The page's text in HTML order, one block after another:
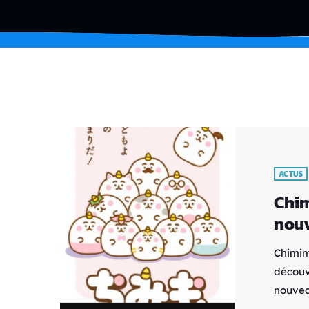
ACTUS